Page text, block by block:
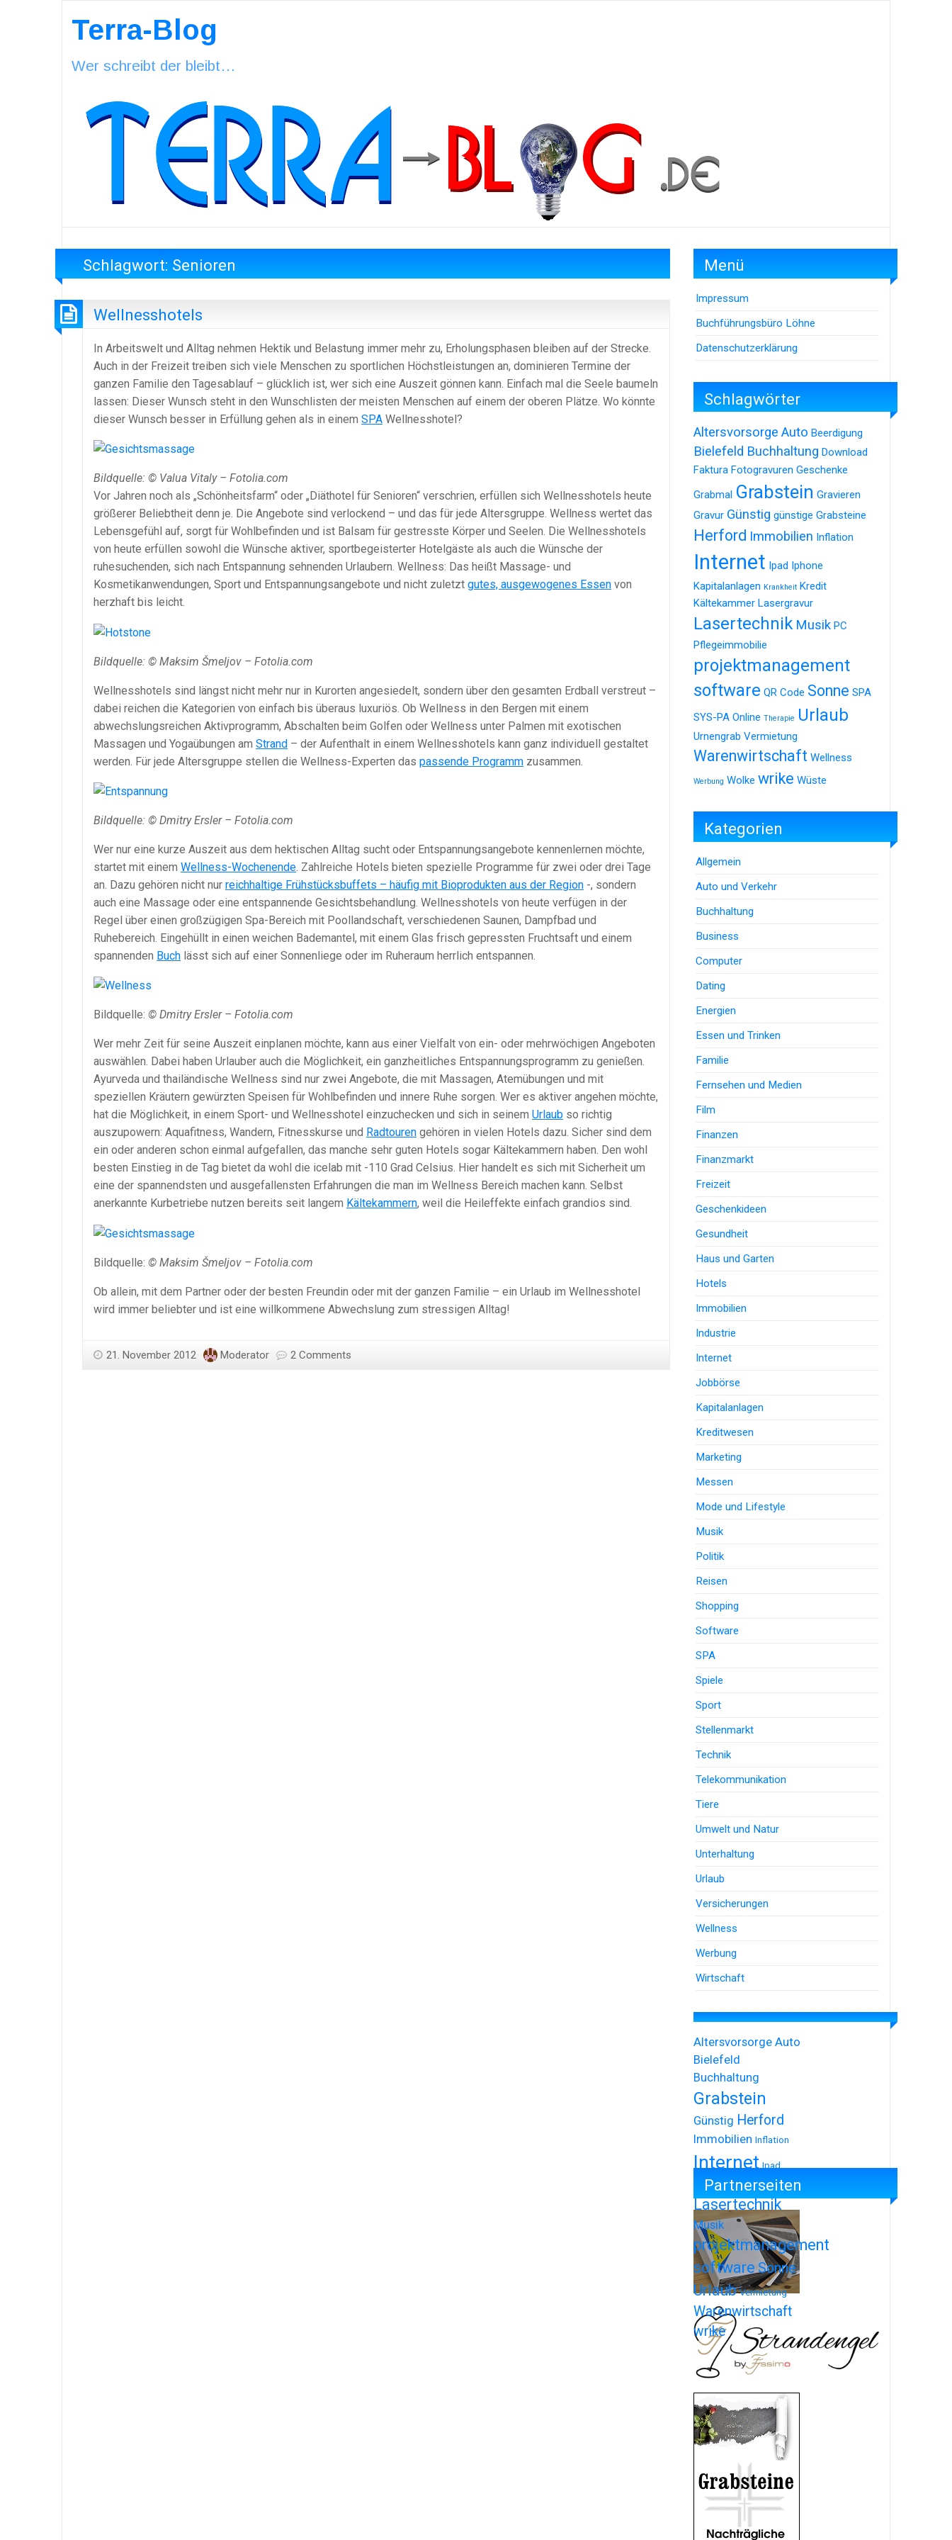
Terra-Blog
Wer schreibt der bleibt…
Schlagwort: Senioren
Wellnesshotels
In Arbeitswelt und Alltag nehmen Hektik und Belastung immer mehr zu, Erholungsphasen bleiben auf der Strecke.
Auch in der Freizeit treiben sich viele Menschen zu sportlichen Höchstleistungen an, dominieren Termine der
ganzen Familie den Tagesablauf – glücklich ist, wer sich eine Auszeit gönnen kann. Einfach mal die Seele baumeln
lassen: Dieser Wunsch steht in den Wunschlisten der meisten Menschen auf einem der oberen Plätze. Wo könnte
dieser Wunsch besser in Erfüllung gehen als in einem SPA Wellnesshotel?
Bildquelle: © Valua Vitaly – Fotolia.com
Vor Jahren noch als „Schönheitsfarm“ oder „Diäthotel für Senioren“ verschrien, erfüllen sich Wellnesshotels heute
größerer Beliebtheit denn je. Die Angebote sind verlockend – und das für jede Altersgruppe. Wellness wertet das
Lebensgefühl auf, sorgt für Wohlbefinden und ist Balsam für gestresste Körper und Seelen. Die Wellnesshotels
von heute erfüllen sowohl die Wünsche aktiver, sportbegeisterter Hotelgäste als auch die Wünsche der
ruhesuchenden, sich nach Entspannung sehnenden Urlaubern. Wellness: Das heißt Massage- und
Kosmetikanwendungen, Sport und Entspannungsangebote und nicht zuletzt gutes, ausgewogenes Essen von
herzhaft bis leicht.
Bildquelle: © Maksim Šmeljov – Fotolia.com
Wellnesshotels sind längst nicht mehr nur in Kurorten angesiedelt, sondern über den gesamten Erdball verstreut –
dabei reichen die Kategorien von einfach bis überaus luxuriös. Ob Wellness in den Bergen mit einem
abwechslungsreichen Aktivprogramm, Abschalten beim Golfen oder Wellness unter Palmen mit exotischen
Massagen und Yogaübungen am Strand – der Aufenthalt in einem Wellnesshotels kann ganz individuell gestaltet
werden. Für jede Altersgruppe stellen die Wellness-Experten das passende Programm zusammen.
Bildquelle: © Dmitry Ersler – Fotolia.com
Wer nur eine kurze Auszeit aus dem hektischen Alltag sucht oder Entspannungsangebote kennenlernen möchte,
startet mit einem Wellness-Wochenende. Zahlreiche Hotels bieten spezielle Programme für zwei oder drei Tage
an. Dazu gehören nicht nur reichhaltige Frühstücksbuffets – häufig mit Bioprodukten aus der Region -, sondern
auch eine Massage oder eine entspannende Gesichtsbehandlung. Wellnesshotels von heute verfügen in der
Regel über einen großzügigen Spa-Bereich mit Poollandschaft, verschiedenen Saunen, Dampfbad und
Ruhebereich. Eingehüllt in einen weichen Bademantel, mit einem Glas frisch gepressten Fruchtsaft und einem
spannenden Buch lässt sich auf einer Sonnenliege oder im Ruheraum herrlich entspannen.
Bildquelle: © Dmitry Ersler – Fotolia.com
Wer mehr Zeit für seine Auszeit einplanen möchte, kann aus einer Vielfalt von ein- oder mehrwöchigen Angeboten
auswählen. Dabei haben Urlauber auch die Möglichkeit, ein ganzheitliches Entspannungsprogramm zu genießen.
Ayurveda und thailändische Wellness sind nur zwei Angebote, die mit Massagen, Atemübungen und mit
speziellen Kräutern gewürzten Speisen für Wohlbefinden und innere Ruhe sorgen. Wer es aktiver angehen möchte,
hat die Möglichkeit, in einem Sport- und Wellnesshotel einzuchecken und sich in seinem Urlaub so richtig
auszupowern: Aquafitness, Wandern, Fitnesskurse und Radtouren gehören in vielen Hotels dazu. Sicher sind dem
ein oder anderen schon einmal aufgefallen, das manche sehr guten Hotels sogar Kältekammern haben. Den wohl
besten Einstieg in de Tag bietet da wohl die icelab mit -110 Grad Celsius. Hier handelt es sich mit Sicherheit um
eine der spannendsten und ausgefallensten Erfahrungen die man im Wellness Bereich machen kann. Selbst
anerkannte Kurbetriebe nutzen bereits seit langem Kältekammern, weil die Heileffekte einfach grandios sind.
Bildquelle: © Maksim Šmeljov – Fotolia.com
Ob allein, mit dem Partner oder der besten Freundin oder mit der ganzen Familie – ein Urlaub im Wellnesshotel
wird immer beliebter und ist eine willkommene Abwechslung zum stressigen Alltag!
21. November 2012 Moderator 2 Comments
Menü
Impressum
Buchführungsbüro Löhne
Datenschutzerklärung
Schlagwörter
Altersvorsorge Auto Beerdigung
Bielefeld Buchhaltung Download
Faktura Fotogravuren Geschenke
Grabmal Grabstein Gravieren
Gravur Günstig günstige Grabsteine
Herford Immobilien Inflation
Internet Ipad Iphone
Kapitalanlagen Krankheit Kredit
Kältekammer Lasergravur
Lasertechnik Musik PC
Pflegeimmobilie
projektmanagement
software QR Code Sonne SPA
SYS-PA Online Therapie Urlaub
Urnengrab Vermietung
Warenwirtschaft Wellness
Werbung Wolke wrike Wüste
Kategorien
Allgemein
Auto und Verkehr
Buchhaltung
Business
Computer
Dating
Energien
Essen und Trinken
Familie
Fernsehen und Medien
Film
Finanzen
Finanzmarkt
Freizeit
Geschenkideen
Gesundheit
Haus und Garten
Hotels
Immobilien
Industrie
Internet
Jobbörse
Kapitalanlagen
Kreditwesen
Marketing
Messen
Mode und Lifestyle
Musik
Politik
Reisen
Shopping
Software
SPA
Spiele
Sport
Stellenmarkt
Technik
Telekommunikation
Tiere
Umwelt und Natur
Unterhaltung
Urlaub
Versicherungen
Wellness
Werbung
Wirtschaft
Altersvorsorge Auto
Bielefeld
Buchhaltung
Grabstein
Günstig Herford
Immobilien Inflation
Internet Ipad
Iphone
Lasertechnik
Musik
projektmanagement
softwareSonne
Urlaub Vermietung
Warenwirtschaft
wrike
Partnerseiten